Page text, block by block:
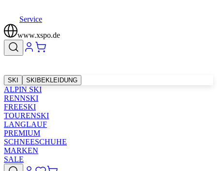
Service
www.xspo.de
SKI SKIBEKLEIDUNG
ALPIN SKI
RENNSKI
FREESKI
TOURENSKI
LANGLAUF
PREMIUM
SCHNEESCHUHE
MARKEN
SALE